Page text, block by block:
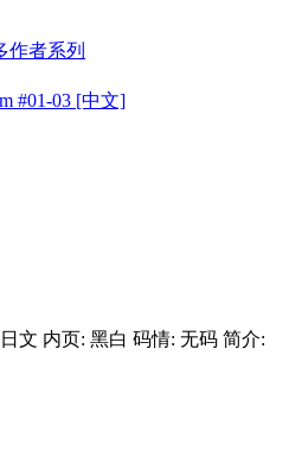
作者系列
#01-03 [中文]
文 内页: 黑白 码情: 无码 简介: